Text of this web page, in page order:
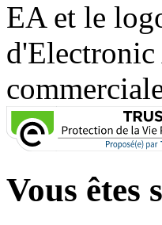
EA et le
d'Electronic
Vous êtes